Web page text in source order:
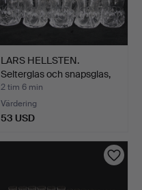
LARS HELLSTEN.
Selterglas och snapsglas,
1…
2 tim 6 min
Värdering
53 USD